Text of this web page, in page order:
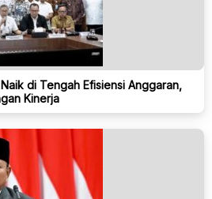
di Tengah Efisiensi Anggaran,
Kinerja